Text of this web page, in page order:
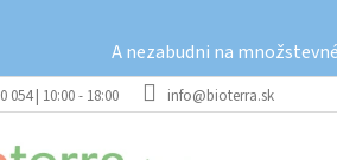
A nezabudni na
054 | 10:00 - 18:00 info@bioterra.sk